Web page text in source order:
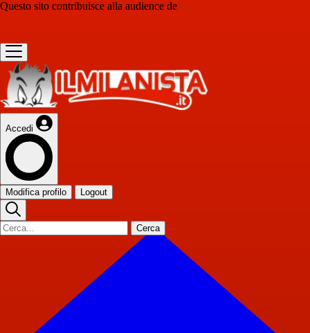
Questo sito contribuisce alla audience de
Accedi
Modifica profilo Logout
Cerca